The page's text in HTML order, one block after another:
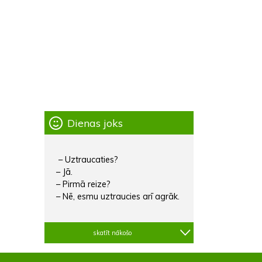
Dienas joks
– Uztraucaties?
– Jā.
– Pirmā reize?
– Nē, esmu uztraucies arī agrāk.
skatīt nākošo